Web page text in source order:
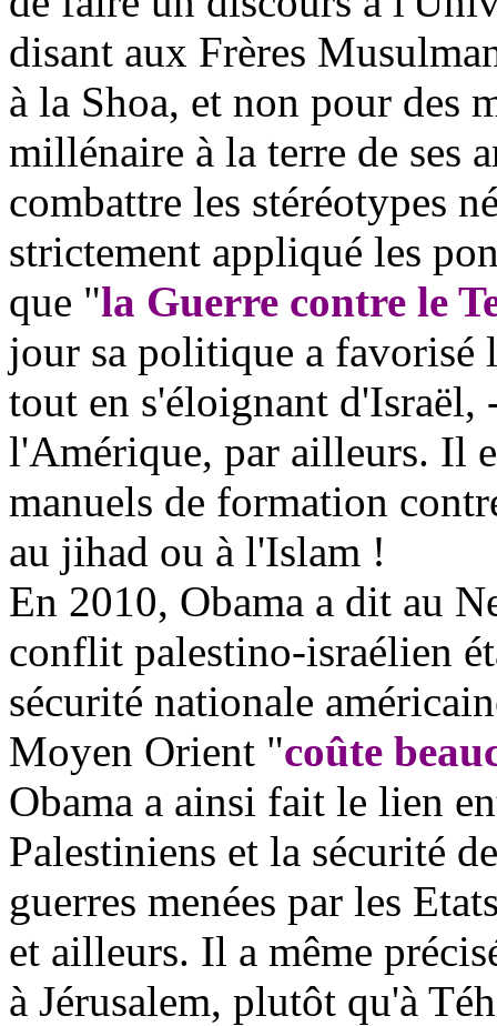
disant aux Frères
à la Shoa, et non pour des
millénaire à la terre de ses
combattre les stéréotypes
strictement appliqué les
que "la Guerre contre le
jour sa politique a favorisé
tout en s'éloignant d'Israël,
l'Amérique, par ailleurs. Il
manuels de formation
au jihad ou à l'Islam !
En 2010, Obama a dit au
conflit palestino-israélien
sécurité nationale
Moyen Orient "coûte
Obama a ainsi fait le lien
Palestiniens et la sécurité
guerres menées par les
et ailleurs. Il a même
à Jérusalem, plutôt qu'à